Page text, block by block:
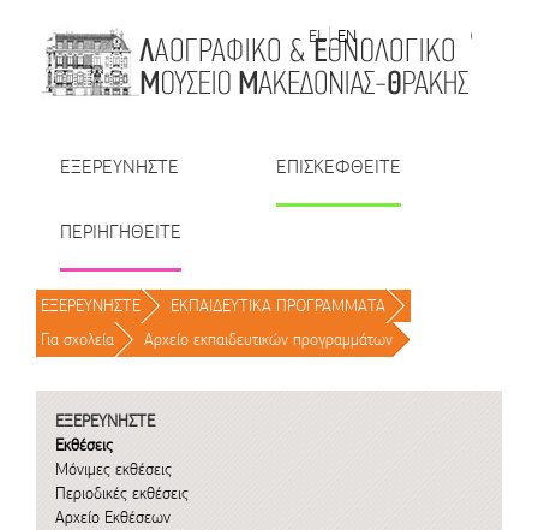
EL
EN | TR | BU | RO
ΕΞΕΡΕΥΝΗΣΤΕ ΕΠΙΣΚΕΦΘΕΙΤΕ
ΠΕΡΙΗΓΗΘΕΙΤΕ
ΕΞΕΡΕΥΝΗΣΤΕ / ΕΚΠΑΙΔΕΥΤΙΚΑ ΠΡΟΓΡΑΜΜΑΤΑ /
Για σχολεία / Αρχείο εκπαιδευτικών προγραμμάτων /
ΕΞΕΡΕΥΝΗΣΤΕ
Εκθέσεις
Μόνιμες εκθέσεις
Περιοδικές εκθέσεις
Αρχείο Εκθέσεων